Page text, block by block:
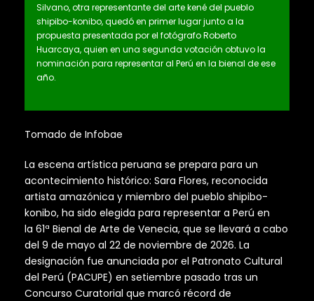
Silvano, otra representante del arte kené del pueblo
shipibo-konibo, quedó en primer lugar junto a la
propuesta presentada por el fotógrafo Roberto
Huarcaya, quien en una segunda votación obtuvo la
nominación para representar al Perú en la bienal de ese
año.
Tomado de Infobae
La escena artística peruana se prepara para un
acontecimiento histórico: Sara Flores, reconocida
artista amazónica y miembro del pueblo shipibo-
konibo, ha sido elegida para representar a Perú en
la 61ª Bienal de Arte de Venecia, que se llevará a cabo
del 9 de mayo al 22 de noviembre de 2026. La
designación fue anunciada por el Patronato Cultural
del Perú (PACUPE) en setiembre pasado tras un
Concurso Curatorial que marcó récord de